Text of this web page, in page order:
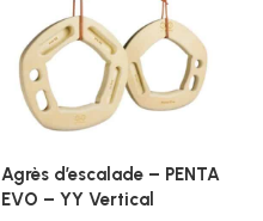
Agrès d’escalade – PENTA
EVO – YY Vertical